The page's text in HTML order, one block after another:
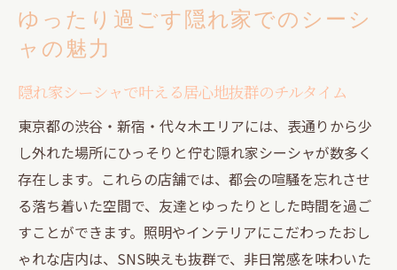
ゆったり過ごす隠れ家でのシーシ
ャの魅力
隠れ家シーシャで叶える居心地抜群のチルタイム
東京都の渋谷・新宿・代々木エリアには、表通りから少
し外れた場所にひっそりと佇む隠れ家シーシャが数多く
存在します。これらの店舗では、都会の喧騒を忘れさせ
る落ち着いた空間で、友達とゆったりとした時間を過ご
すことができます。照明やインテリアにこだわったおし
ゃれな店内は、SNS映えも抜群で、非日常感を味わいた